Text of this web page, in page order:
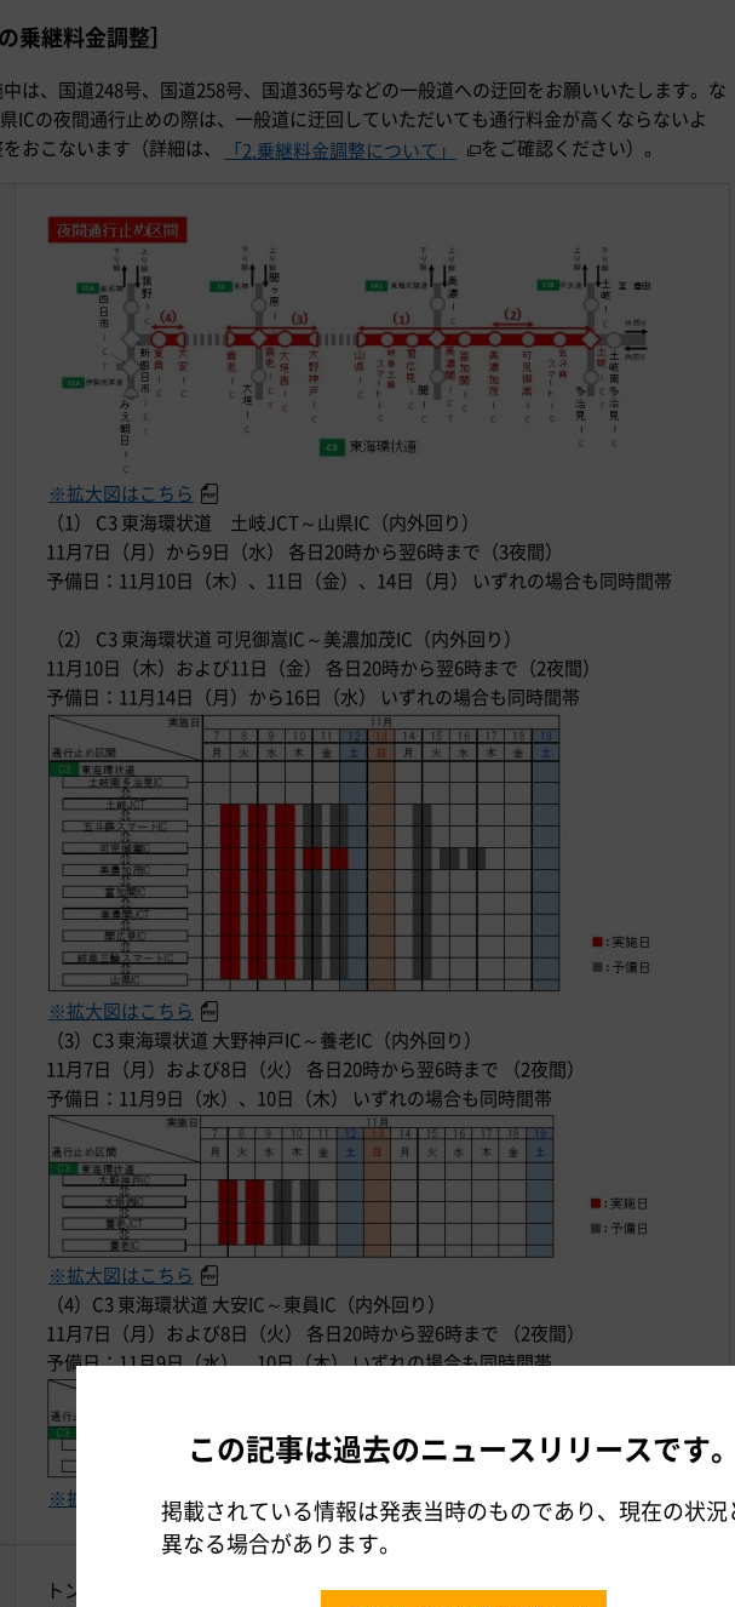
乗継料金調整］
は、国道248号、国道258号、国道365号などの一般道への迂回をお願いいたします。な
ICの夜間通行止めの際は、一般道に迂回していただいても通行料金が高くならないよ
おこないます（詳細は、
「2.乗継料金調整について」 をご確認ください）。
※拡大図はこちら
（1） C3 東海環状道 土岐JCT～山県IC（内外回り）
11月7日（月）から9日（水） 各日20時から翌6時まで（3夜間）
予備日：11月10日（木）、11日（金）、14日（月） いずれの場合も同時間帯
（2） C3 東海環状道 可児御嵩IC～美濃加茂IC（内外回り）
11月10日（木）および11日（金） 各日20時から翌6時まで（2夜間）
予備日：11月14日（月）から16日（水） いずれの場合も同時間帯
※拡大図はこちら
（3）C3 東海環状道 大野神戸IC～養老IC（内外回り）
11月7日（月）および8日（火） 各日20時から翌6時まで （2夜間）
予備日：11月9日（水）、10日（木） いずれの場合も同時間帯
※拡大図はこちら
（4）C3 東海環状道 大安IC～東員IC（内外回り）
11月7日（月）および8日（火） 各日20時から翌6時まで （2夜間）
予備日：11月9日（水）、10日（木） いずれの場合も同時間帯
※拡大図はこちら
トンネル内設備および道路構造物の点検、補修、清掃、ワイヤロープ設置工事
この記事は過去のニュースリリースです
掲載されている情報は発表当時のものであり、現在の状況
異なる場合があります。